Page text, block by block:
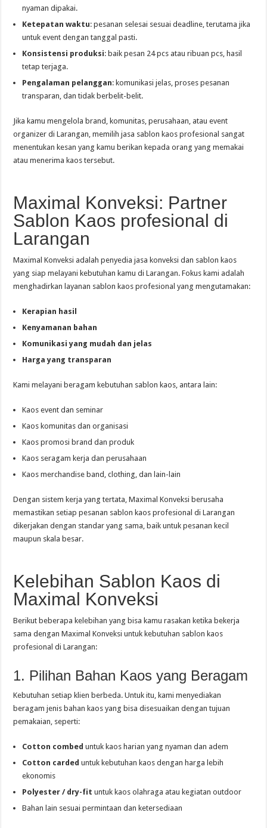
nyaman dipakai.
Ketepatan waktu: pesanan selesai sesuai deadline, terutama jika
untuk event dengan tanggal pasti.
Konsistensi produksi: baik pesan 24 pcs atau ribuan pcs, hasil
tetap terjaga.
Pengalaman pelanggan: komunikasi jelas, proses pesanan
transparan, dan tidak berbelit-belit.
Jika kamu mengelola brand, komunitas, perusahaan, atau event
organizer di Larangan, memilih jasa sablon kaos profesional sangat
menentukan kesan yang kamu berikan kepada orang yang memakai
atau menerima kaos tersebut.
Maximal Konveksi: Partner
Sablon Kaos profesional di
Larangan
Maximal Konveksi adalah penyedia jasa konveksi dan sablon kaos
yang siap melayani kebutuhan kamu di Larangan. Fokus kami adalah
menghadirkan layanan sablon kaos profesional yang mengutamakan:
Kerapian hasil
Kenyamanan bahan
Komunikasi yang mudah dan jelas
Harga yang transparan
Kami melayani beragam kebutuhan sablon kaos, antara lain:
Kaos event dan seminar
Kaos komunitas dan organisasi
Kaos promosi brand dan produk
Kaos seragam kerja dan perusahaan
Kaos merchandise band, clothing, dan lain-lain
Dengan sistem kerja yang tertata, Maximal Konveksi berusaha
memastikan setiap pesanan sablon kaos profesional di Larangan
dikerjakan dengan standar yang sama, baik untuk pesanan kecil
maupun skala besar.
Kelebihan Sablon Kaos di
Maximal Konveksi
Berikut beberapa kelebihan yang bisa kamu rasakan ketika bekerja
sama dengan Maximal Konveksi untuk kebutuhan sablon kaos
profesional di Larangan:
1. Pilihan Bahan Kaos yang Beragam
Kebutuhan setiap klien berbeda. Untuk itu, kami menyediakan
beragam jenis bahan kaos yang bisa disesuaikan dengan tujuan
pemakaian, seperti:
Cotton combed untuk kaos harian yang nyaman dan adem
Cotton carded untuk kebutuhan kaos dengan harga lebih
ekonomis
Polyester / dry-fit untuk kaos olahraga atau kegiatan outdoor
Bahan lain sesuai permintaan dan ketersediaan